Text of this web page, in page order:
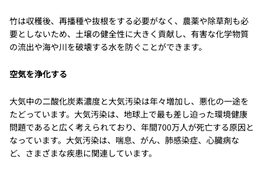
竹は収穫後、再播種や抜根をする必要がなく、農薬や除草剤も必
要としないため、土壌の健全性に大きく貢献し、有害な化学物質
の流出や海や川を破壊する水を防ぐことができます。
空気を浄化する
大気中の二酸化炭素濃度と大気汚染は年々増加し、悪化の一途を
たどっています。大気汚染は、地球上で最も差し迫った環境健康
問題であると広く考えられており、年間700万人が死亡する原因と
なっています。大気汚染は、喘息、がん、肺感染症、心臓病な
ど、さまざまな疾患に関連しています。